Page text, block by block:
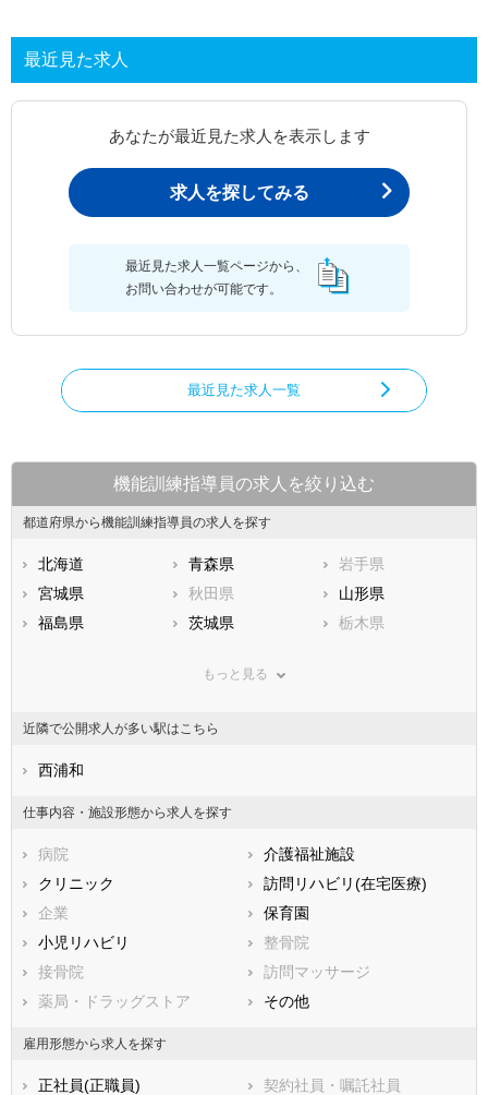
最近見た求人
あなたが最近見た求人を表示します
求人を探してみる
最近見た求人一覧ページから、
お問い合わせが可能です。
最近見た求人一覧
機能訓練指導員の求人を絞り込む
都道府県から機能訓練指導員の求人を探す
北海道 青森県
岩手県
宮城県
秋田県
山形県
福島県
茨城県
栃木県
神奈川県
石川県
福井県
静岡県
鳥取県
岡山県
広島県
徳島県
香川県
福岡県
熊本県
宮崎県
鹿児島県
もっと見る
近隣で公開求人が多い駅はこちら
西浦和
仕事内容・施設形態から求人を探す
病院
介護福祉施設
クリニック
訪問リハビリ(在宅医療)
企業
保育園
小児リハビリ
整骨院
接骨院
訪問マッサージ
薬局・ドラッグストア
その他
雇用形態から求人を探す
正社員(正職員)
契約社員・嘱託社員